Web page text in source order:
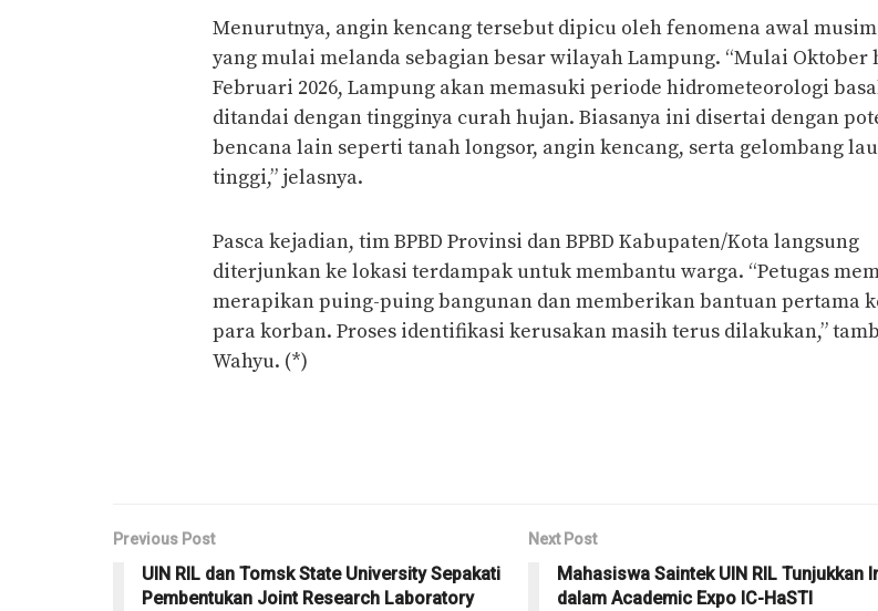
Menurutnya, angin kencang tersebut dipicu oleh fenomena awal
yang mulai melanda sebagian besar wilayah Lampung. “Mulai Oktober
Februari 2026, Lampung akan memasuki periode hidrometeorologi
ditandai dengan tingginya curah hujan. Biasanya ini disertai dengan
bencana lain seperti tanah longsor, angin kencang, serta gelombang
tinggi,” jelasnya.
Pasca kejadian, tim BPBD Provinsi dan BPBD Kabupaten/Kota langsung
diterjunkan ke lokasi terdampak untuk membantu warga. “Petugas
merapikan puing-puing bangunan dan memberikan bantuan pertama
para korban. Proses identifikasi kerusakan masih terus dilakukan,”
Wahyu. (*)
Previous Post
UIN RIL dan Tomsk State University Sepakati
Pembentukan Joint Research Laboratory
Next Post
Mahasiswa Saintek UIN RIL Tunjukkan
dalam Academic Expo IC-HaSTI